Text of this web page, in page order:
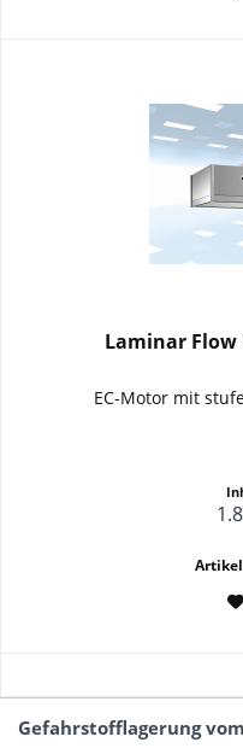
Laminar Flow
EC-Motor mit
Gefahrstofflagerung vom